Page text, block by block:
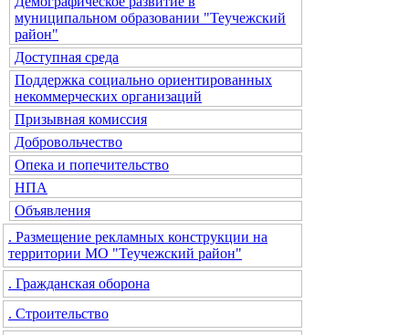
муниципальном образовании "Теучежский
район"
Доступная среда
Поддержка социально ориентированных
некоммерческих организаций
Призывная комиссия
Добровольчество
Опека и попечительство
НПА
Объявления
. Размещение рекламных конструкции на
территории МО "Теучежский район"
. Гражданская оборона
. Строительство